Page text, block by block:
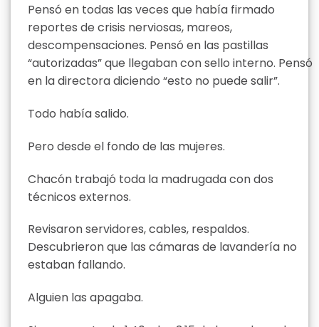
Pensó en todas las veces que había firmado
reportes de crisis nerviosas, mareos,
descompensaciones. Pensó en las pastillas
“autorizadas” que llegaban con sello interno. Pensó
en la directora diciendo “esto no puede salir”.
Todo había salido.
Pero desde el fondo de las mujeres.
Chacón trabajó toda la madrugada con dos
técnicos externos.
Revisaron servidores, cables, respaldos.
Descubrieron que las cámaras de lavandería no
estaban fallando.
Alguien las apagaba.